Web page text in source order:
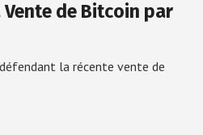
de Bitcoin par
la récente vente de